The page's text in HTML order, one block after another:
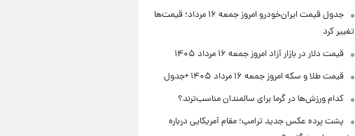
جدول قیمت ایران‌خودرو امروز جمعه ۱۶ مرداد؛ قیمت‌ها
تغییر کرد
قیمت دلار در بازار آزاد امروز جمعه ۱۶ مرداد ۱۴۰۵
قیمت طلا و سکه امروز جمعه ۱۶ مرداد ۱۴۰۵ +جدول
کدام ورزش‌ها در گرما برای سالمندان مناسب‌ترند؟
پشت پرده عکس جدید ترامپ؛ مقام آمریکایی درباره